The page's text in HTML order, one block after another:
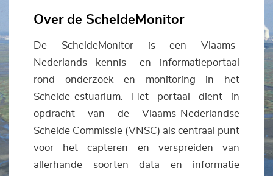
Over de ScheldeMonitor
De ScheldeMonitor is een Vlaams-
Nederlands kennis- en informatieportaal
rond onderzoek en monitoring in het
Schelde-estuarium. Het portaal dient in
opdracht van de Vlaams-Nederlandse
Schelde Commissie (VNSC) als centraal punt
voor het capteren en verspreiden van
allerhande soorten data en informatie